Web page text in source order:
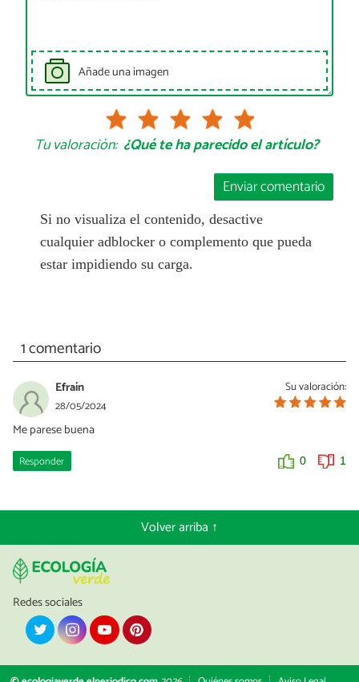
Añade una imagen
Tu valoración: ¿Qué te ha parecido el artículo?
Enviar comentario
Si no visualiza el contenido, desactive
cualquier adblocker o complemento que pueda
estar impidiendo su carga.
1 comentario
Su valoración:
Efraín
28/05/2024
Me parese buena
Responder 0 1
Volver arriba ↑
Redes sociales